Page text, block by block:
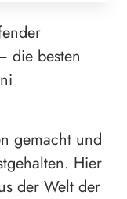
die besten
gemacht und
Hier
der Welt der